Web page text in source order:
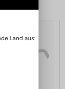
Land aus: